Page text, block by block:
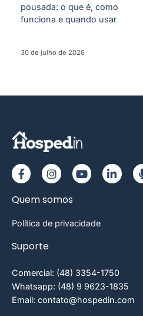
pousada: o que é, como
funciona e quando usar
30 de julho de 2026
Quem somos
Política de privacidade
Suporte
Comercial: (48) 3354-1750
Whatsapp: (48) 9 9623-1835
Email: contato@hospedin.com